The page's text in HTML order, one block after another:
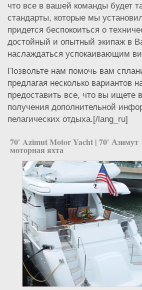
что все в вашей команды будет
стандарты, которые мы
придется беспокоиться о
достойный и опытный экипаж в
наслаждаться успокаивающим
Позвольте нам помочь вам
предлагая несколько
предоставить все, что вы
получения дополнительной
пелагических отдыха.[/lang_ru]
70′ Azimut Motor Yacht | 70′ Азимут
моторная яхта